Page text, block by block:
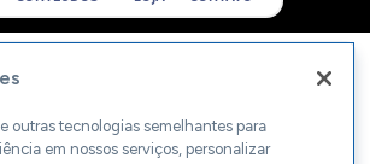
outras tecnologias semelhantes para
em nossos serviços, personalizar